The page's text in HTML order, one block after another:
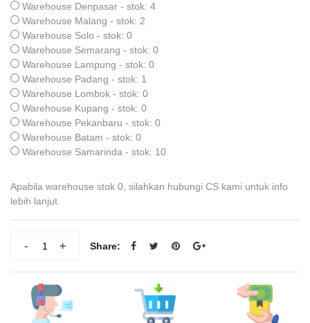
Warehouse Denpasar - stok: 4
Warehouse Malang - stok: 2
Warehouse Solo - stok: 0
Warehouse Semarang - stok: 0
Warehouse Lampung - stok: 0
Warehouse Padang - stok: 1
Warehouse Lombok - stok: 0
Warehouse Kupang - stok: 0
Warehouse Pekanbaru - stok: 0
Warehouse Batam - stok: 0
Warehouse Samarinda - stok: 10
Apabila warehouse stok 0, silahkan hubungi CS kami untuk info
lebih lanjut.
+
- Share: